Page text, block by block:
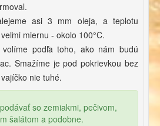
asi 3 mm oleja, a teplotu
miernu - okolo 100°C.
volíme podľa toho, ako nám budú
Smažíme je pod pokrievkou bez
nie tuhé.
so zemiakmi, pečivom,
šalátom a podobne.